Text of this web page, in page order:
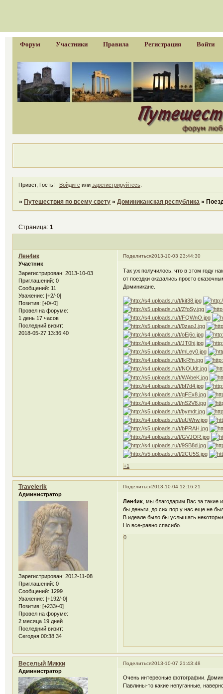
Форум Участники Правила Регистрация Войти
Привет, Гость! Войдитеили зарегистрируйтесь.
»Путешествия по всему свету »Доминиканская республика »
Страница:1
Поделиться2013-10-03 23:44:30
Лен4ик
Участник
Зарегистрирован: 2013-10-03
Приглашений: 0
Сообщений: 11
Уважение: [+2/-0]
Позитив: [+0/-0]
Провел на форуме:
1 день 17 часов
Последний визит:
2018-05-27 13:36:40
Так уж получилось, что в этом году
от поездки оказались просто
Доминикане.
+1
Поделиться2013-10-04 12:16:21
Travelerik
Администратор
Зарегистрирован: 2012-11-08
Приглашений: 0
Сообщений: 1299
Уважение: [+192/-0]
Позитив: [+233/-0]
Провел на форуме:
2 месяца 19 дней
Последний визит:
Сегодня 00:38:34
Лен4ик , мы благодарим Вас за
бы деньги, до сих пор у нас еще не
В идеале было бы услышать
Но все-равно спасибо.
0
Поделиться2013-10-07 21:43:48
Веселый Микки
Администратор
Очень интересные фотографии.
Павлины-то какие непуганные,